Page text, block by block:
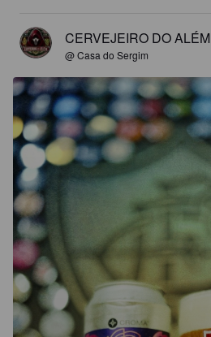
CERVEJEIRO DO ALÉM
@ Casa do Sergim